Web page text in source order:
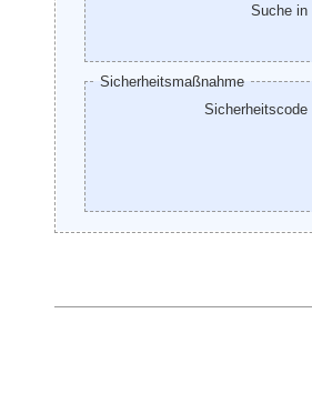
Suche in
Sicherheitsmaßnahme
Sicherheitscode